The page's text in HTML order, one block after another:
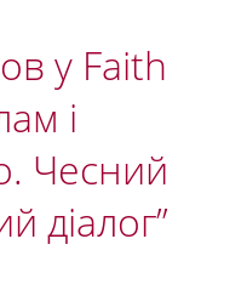
у Faith
і
Чесний
діалог”